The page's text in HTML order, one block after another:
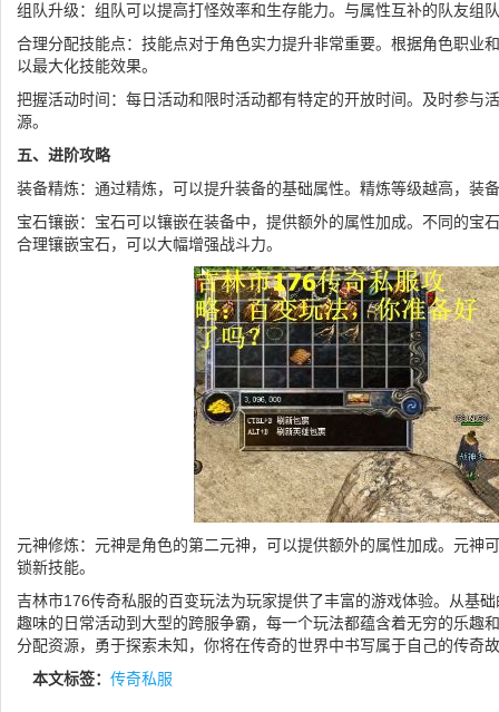
组队升级：组队可以提高打怪效率和生存能力。与属性互补的队友组
合理分配技能点：技能点对于角色实力提升非常重要。根据角色职业
以最大化技能效果。
把握活动时间：每日活动和限时活动都有特定的开放时间。及时参与
源。
五、进阶攻略
装备精炼：通过精炼，可以提升装备的基础属性。精炼等级越高，装
宝石镶嵌：宝石可以镶嵌在装备中，提供额外的属性加成。不同的宝
合理镶嵌宝石，可以大幅增强战斗力。
元神修炼：元神是角色的第二元神，可以提供额外的属性加成。元神
锁新技能。
吉林市176传奇私服的百变玩法为玩家提供了丰富的游戏体验。从基
趣味的日常活动到大型的跨服争霸，每一个玩法都蕴含着无穷的乐趣
分配资源，勇于探索未知，你将在传奇的世界中书写属于自己的传奇
本文标签： 传奇私服